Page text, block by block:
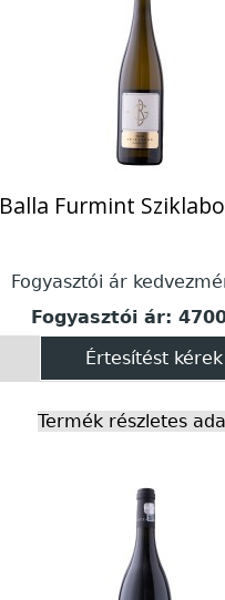
Balla Furmint
Fogyasztói ár
Fogyasztói ár:
Értesítést
Termék részletes